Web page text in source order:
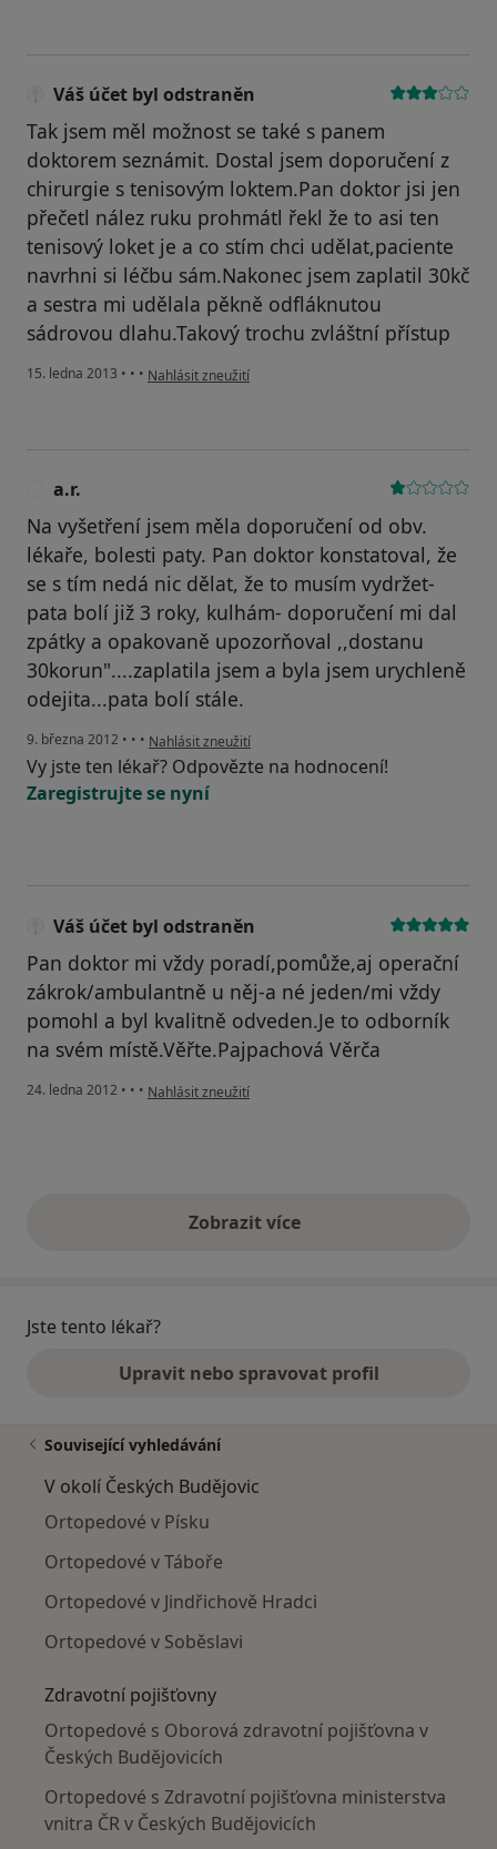
Váš účet byl odstraněn
Tak jsem měl možnost se také s panem
doktorem seznámit. Dostal jsem doporučení z
chirurgie s tenisovým loktem.Pan doktor jsi jen
přečetl nález ruku prohmátl řekl že to asi ten
tenisový loket je a co stím chci udělat,paciente
navrhni si léčbu sám.Nakonec jsem zaplatil 30kč
a sestra mi udělala pěkně odfláknutou
sádrovou dlahu.Takový trochu zvláštní přístup
15. ledna 2013 • • • podle názoru uživatele Váš účet byl odstraněn
Nahlásit zneužití
a.r.
Na vyšetření jsem měla doporučení od obv.
lékaře, bolesti paty. Pan doktor konstatoval, že
se s tím nedá nic dělat, že to musím vydržet-
pata bolí již 3 roky, kulhám- doporučení mi dal
zpátky a opakovaně upozorňoval ,,dostanu
30korun"....zaplatila jsem a byla jsem urychleně
odejita...pata bolí stále.
9. března 2012 • • • podle názoru uživatele a.r.
Nahlásit zneužití
Vy jste ten lékař? Odpovězte na hodnocení!
Zaregistrujte se nyní
Váš účet byl odstraněn
Pan doktor mi vždy poradí,pomůže,aj operační
zákrok/ambulantně u něj-a né jeden/mi vždy
pomohl a byl kvalitně odveden.Je to odborník
na svém místě.Věřte.Pajpachová Věrča
24. ledna 2012 • • • podle názoru uživatele Váš účet byl odstraněn
Nahlásit zneužití
Zobrazit vícevýše uvedené názory
Jste tento lékař?
Upravit nebo spravovat profil
Související vyhledávání
V okolí Českých Budějovic
Ortopedové v Písku
Ortopedové v Táboře
Ortopedové v Jindřichově Hradci
Ortopedové v Soběslavi
Zdravotní pojišťovny
Ortopedové s Oborová zdravotní pojišťovna v
Českých Budějovicích
Ortopedové s Zdravotní pojišťovna ministerstva
vnitra ČR v Českých Budějovicích